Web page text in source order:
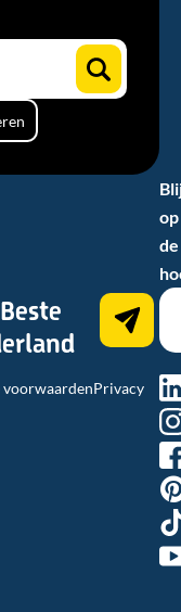
op
de
voorwaardenPrivacy